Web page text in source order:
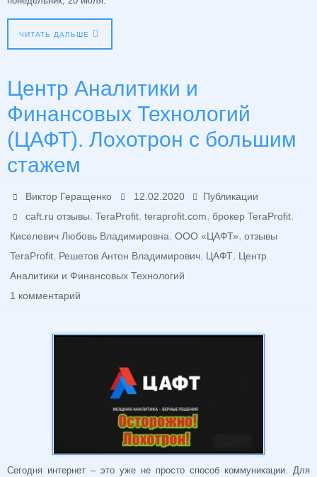
ЧИТАТЬ ДАЛЬШЕ
Центр Аналитики и
Финансовых Технологий
(ЦАФТ). Лохотрон с большим
стажем
Виктор Геращенко 12.02.2020
Публикации
caft.ru отзывы,TeraProfit,teraprofit.com,брокер TeraProfit,
Киселевич Любовь Владимировна, ООО «ЦАФТ», отзывы
TeraProfit, Решетов Антон Владимирович, ЦАФТ, Центр
Аналитики и Финансовых Технологий
1 комментарий
Сегодня интернет – это уже не просто способ коммуникации. Для